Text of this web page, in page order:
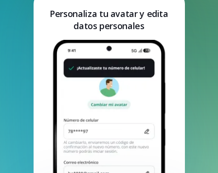
Personaliza tu avatar y edita
datos personales